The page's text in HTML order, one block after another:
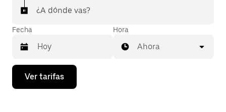
¿A dónde vas?
Fecha
Presiona
flecha
Hora
Ahora
Ver tarifas